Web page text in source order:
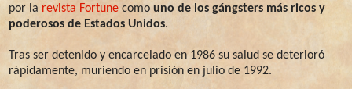
por la revista Fortune como uno de los gángsters más ricos y
poderosos de Estados Unidos.
Tras ser detenido y encarcelado en 1986 su salud se deterioró
rápidamente, muriendo en prisión en julio de 1992.